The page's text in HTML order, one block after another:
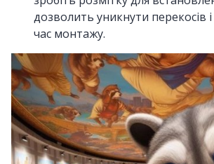
дозволить уникнути перекосів
час монтажу.